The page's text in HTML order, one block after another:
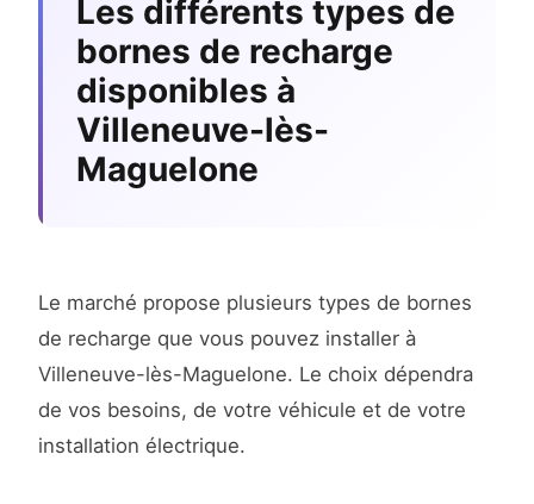
Les différents types de
bornes de recharge
disponibles à
Villeneuve-lès-
Maguelone
Le marché propose plusieurs types de bornes
de recharge que vous pouvez installer à
Villeneuve-lès-Maguelone. Le choix dépendra
de vos besoins, de votre véhicule et de votre
installation électrique.